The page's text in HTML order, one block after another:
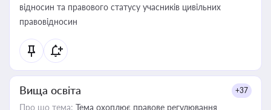
відносин та правового статусу учасників цивільних
правовідносин
Вища освіта +37
Про що тема: Тема охоплює правове регулювання